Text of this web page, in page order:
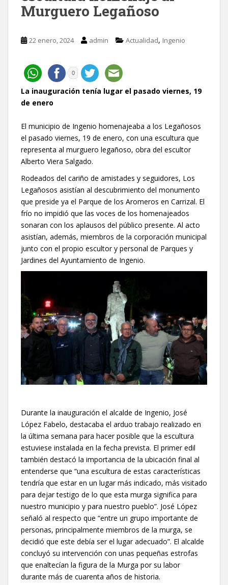
Murguero Legañoso
22 enero, 2024 admin Actualidad, Ingenio
0
La inauguración tenía lugar el pasado viernes, 19
de enero
El municipio de Ingenio homenajeaba a los Legañosos
el pasado viernes, 19 de enero, con una escultura que
representa al murguero legañoso, obra del escultor
Alberto Viera Salgado.
Rodeados del cariño de amistades y seguidores, Los
Legañosos asistían al descubrimiento del monumento
que preside ya el Parque de los Aromeros en Carrizal. El
frío no impidió que las voces de los homenajeados
sonaran con los aplausos del público presente. Al acto
asistían, además, miembros de la corporación municipal
junto con el propio escultor y personal de Parques y
Jardines del Ayuntamiento de Ingenio.
Durante la inauguración el alcalde de Ingenio, José
López Fabelo, destacaba el arduo trabajo realizado en
la última semana para hacer posible que la escultura
estuviese instalada en la fecha prevista. El primer edil
también destacó la importancia de la ubicación final al
entenderse que “una escultura de estas características
tendría que estar en un lugar más indicado, más visitado
para dejar testigo de lo que esta murga significa para
nuestro municipio y para nuestro pueblo”. José López
señaló al respecto que “entre un grupo importante de
personas, principalmente miembros de la murga, se
decidió que este debía ser el lugar adecuado”. El alcalde
concluyó su intervención con unas pequeñas estrofas
que enaltecían la figura de la Murga por su labor
durante más de cuarenta años de historia.